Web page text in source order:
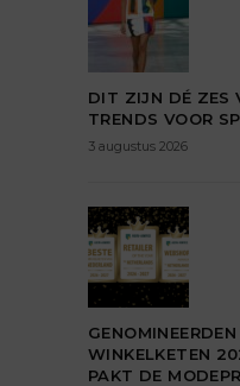
DIT ZIJN DÉ ZES
TRENDS VOOR
3 augustus 2026
WINKELKETEN
PAKT DE